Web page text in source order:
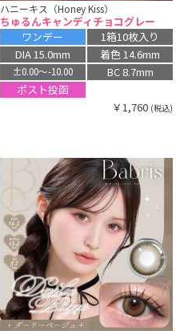
ハニーキス（Honey Kiss）
ちゅるんキャンディチョコグレー
ワンデー
1箱10枚入り
DIA 15.0mm
着色 14.6mm
±0.00〜-10.00
BC 8.7mm
ポスト投函
￥1,760 (税込)